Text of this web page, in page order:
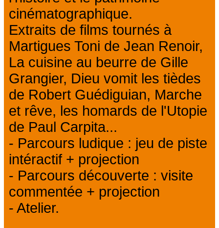
cinématographique.
Extraits de films tournés à
Martigues Toni de Jean Renoir,
La cuisine au beurre de Gille
Grangier, Dieu vomit les tièdes
de Robert Guédiguian, Marche
et rêve, les homards de l'Utopie
de Paul Carpita...
- Parcours ludique : jeu de piste
intéractif + projection
- Parcours découverte : visite
commentée + projection
- Atelier.